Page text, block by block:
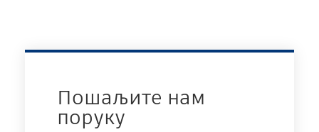
Пошаљите нам
поруку